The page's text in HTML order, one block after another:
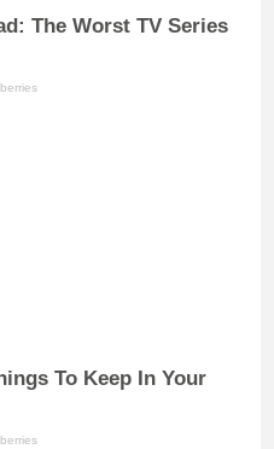
The Worst TV Series
To Keep In Your